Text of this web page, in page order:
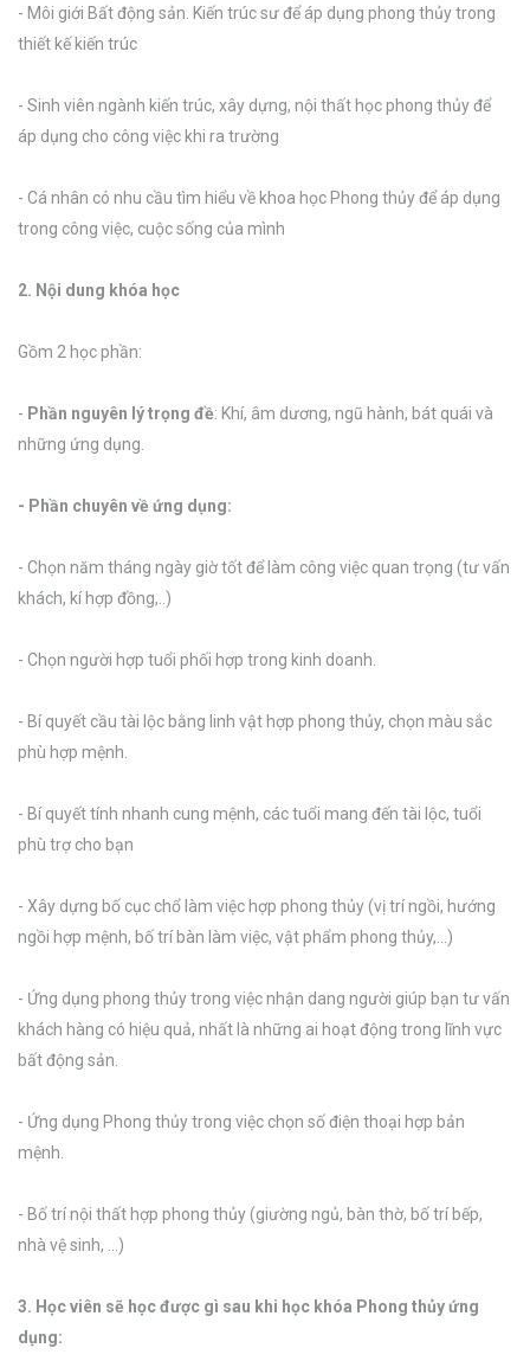
- Môi giới Bất động sản. Kiến trúc sư để áp dụng phong thủy trong
thiết kế kiến trúc
- Sinh viên ngành kiến trúc, xây dựng, nội thất học phong thủy để
áp dụng cho công việc khi ra trường
- Cá nhân có nhu cầu tìm hiểu về khoa học Phong thủy để áp dụng
trong công việc, cuộc sống của mình
2. Nội dung khóa học
Gồm 2 học phần:
- Phần nguyên lý trọng đề: Khí, âm dương, ngũ hành, bát quái và
những ứng dụng.
- Phần chuyên về ứng dụng:
- Chọn năm tháng ngày giờ tốt để làm công việc quan trọng (tư vấn
khách, kí hợp đồng,..)
- Chọn người hợp tuổi phối hợp trong kinh doanh.
- Bí quyết cầu tài lộc bằng linh vật hợp phong thủy, chọn màu sắc
phù hợp mệnh.
- Bí quyết tính nhanh cung mệnh, các tuổi mang đến tài lộc, tuổi
phù trợ cho bạn
- Xây dựng bố cục chổ làm việc hợp phong thủy (vị trí ngồi, hướng
ngồi hợp mệnh, bố trí bàn làm việc, vật phẩm phong thủy,…)
- Ứng dụng phong thủy trong việc nhận dang người giúp bạn tư vấn
khách hàng có hiệu quả, nhất là những ai hoạt động trong lĩnh vực
bất động sản.
- Ứng dụng Phong thủy trong việc chọn số điện thoại hợp bản
mệnh.
- Bố trí nội thất hợp phong thủy (giường ngủ, bàn thờ, bố trí bếp,
nhà vệ sinh, …)
3. Học viên sẽ học được gì sau khi học khóa Phong thủy ứng
dụng: